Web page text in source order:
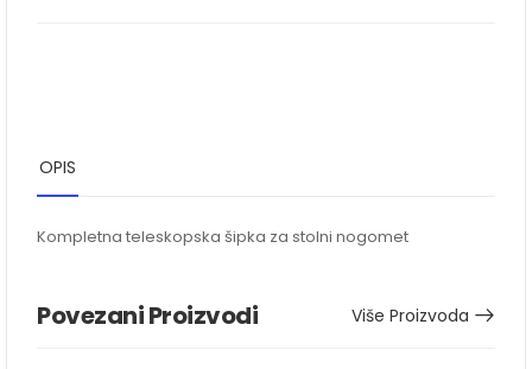
OPIS
Kompletna teleskopska šipka za stolni nogomet
Povezani Proizvodi Više Proizvoda